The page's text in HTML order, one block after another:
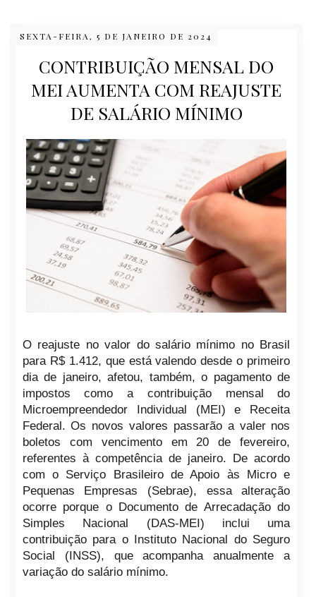
SEXTA-FEIRA, 5 DE JANEIRO DE 2024
CONTRIBUIÇÃO MENSAL DO
MEI AUMENTA COM REAJUSTE
DE SALÁRIO MÍNIMO
O reajuste no valor do salário mínimo no Brasil
para R$ 1.412, que está valendo desde o primeiro
dia de janeiro, afetou, também, o pagamento de
impostos como a contribuição mensal do
Microempreendedor Individual (MEI) e Receita
Federal. Os novos valores passarão a valer nos
boletos com vencimento em 20 de fevereiro,
referentes à competência de janeiro. De acordo
com o Serviço Brasileiro de Apoio às Micro e
Pequenas Empresas (Sebrae), essa alteração
ocorre porque o Documento de Arrecadação do
Simples Nacional (DAS-MEI) inclui uma
contribuição para o Instituto Nacional do Seguro
Social (INSS), que acompanha anualmente a
variação do salário mínimo.